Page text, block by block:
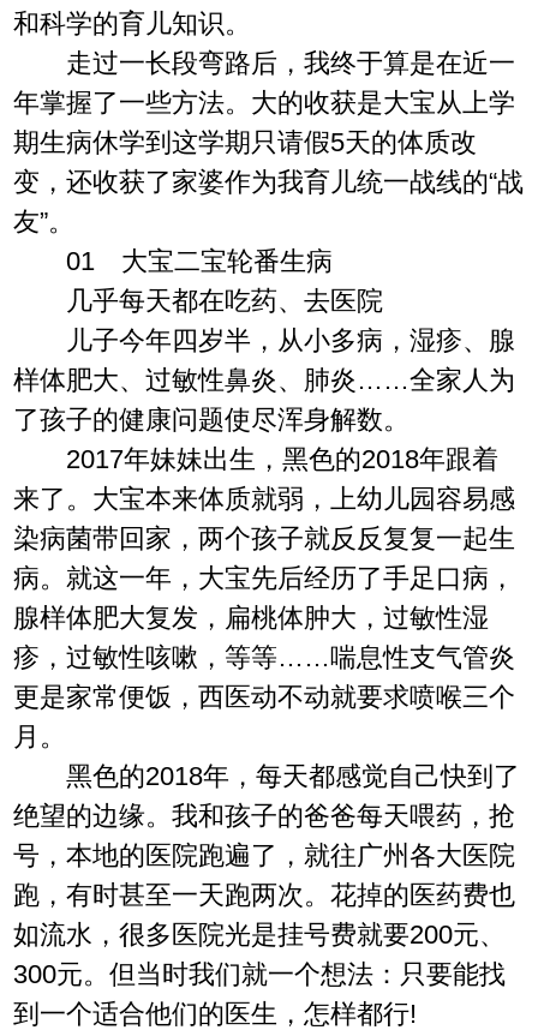
和科学的育儿知识。
走过一长段弯路后，我终于算是在近一
年掌握了一些方法。大的收获是大宝从上学
期生病休学到这学期只请假5天的体质改
变，还收获了家婆作为我育儿统一战线的“战
友”。
01 大宝二宝轮番生病
几乎每天都在吃药、去医院
儿子今年四岁半，从小多病，湿疹、腺
样体肥大、过敏性鼻炎、肺炎……全家人为
了孩子的健康问题使尽浑身解数。
2017年妹妹出生，黑色的2018年跟着
来了。大宝本来体质就弱，上幼儿园容易感
染病菌带回家，两个孩子就反反复复一起生
病。就这一年，大宝先后经历了手足口病，
腺样体肥大复发，扁桃体肿大，过敏性湿
疹，过敏性咳嗽，等等……喘息性支气管炎
更是家常便饭，西医动不动就要求喷喉三个
月。
黑色的2018年，每天都感觉自己快到了
绝望的边缘。我和孩子的爸爸每天喂药，抢
号，本地的医院跑遍了，就往广州各大医院
跑，有时甚至一天跑两次。花掉的医药费也
如流水，很多医院光是挂号费就要200元、
300元。但当时我们就一个想法：只要能找
到一个适合他们的医生，怎样都行!